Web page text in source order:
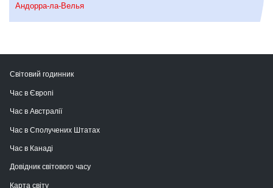
Андорра-ла-Велья
Світовий годинник
Час в Європі
Час в Австралії
Час в Сполучених Штатах
Час в Канаді
Довідник світового часу
Карта світу